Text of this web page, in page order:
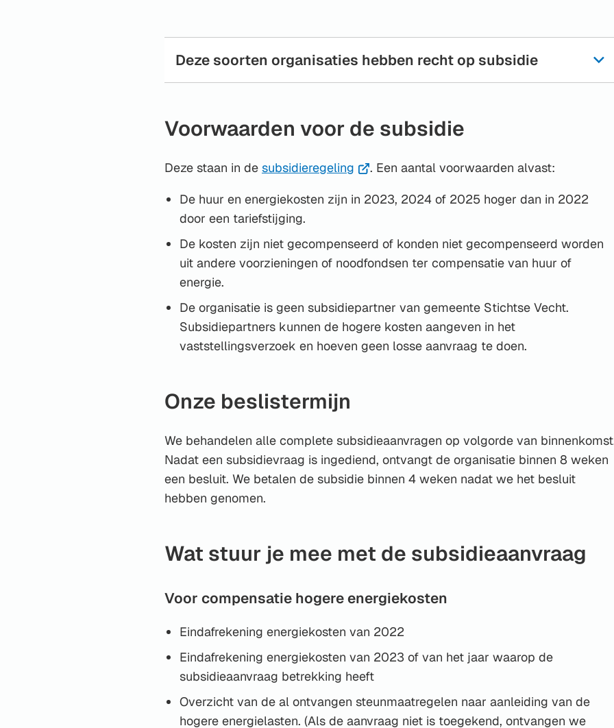
Deze soorten organisaties hebben recht op subsidie
Voorwaarden voor de subsidie
Deze staan in de subsidieregeling (Verwijst
een
website)
. Een aantal voorwaarden alvast:
De huur en energiekosten zijn in 2023, 2024 of 2025 hoger dan in 2022
door een tariefstijging.
De kosten zijn niet gecompenseerd of konden niet gecompenseerd worden
uit andere voorzieningen of noodfondsen ter compensatie van huur of
energie.
De organisatie is geen subsidiepartner van gemeente Stichtse Vecht.
Subsidiepartners kunnen de hogere kosten aangeven in het
vaststellingsverzoek en hoeven geen losse aanvraag te doen.
Onze beslistermijn
We behandelen alle complete subsidieaanvragen op volgorde van
Nadat een subsidievraag is ingediend, ontvangt de organisatie binnen 8 weken
een besluit. We betalen de subsidie binnen 4 weken nadat we het besluit
hebben genomen.
Wat stuur je mee met de subsidieaanvraag
Voor compensatie hogere energiekosten
Eindafrekening energiekosten van 2022
Eindafrekening energiekosten van 2023 of van het jaar waarop de
subsidieaanvraag betrekking heeft
Overzicht van de al ontvangen steunmaatregelen naar aanleiding van de
hogere energielasten. (Als de aanvraag niet is toegekend, ontvangen we